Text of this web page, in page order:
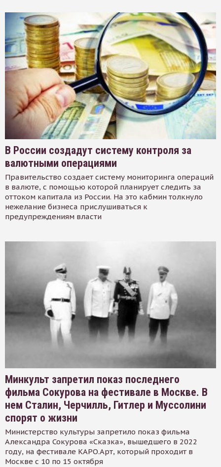
В России создадут систему контроля за
валютными операциями
Правительство создает систему мониторинга операций
в валюте, с помощью которой планирует следить за
оттоком капитала из России. На это кабмин толкнуло
нежелание бизнеса прислушиваться к
предупреждениям власти
Минкульт запретил показ последнего
фильма Сокурова на фестивале в Москве. В
нем Сталин, Черчилль, Гитлер и Муссолини
спорят о жизни
Министерство культуры запретило показ фильма
Александра Сокурова «Сказка», вышедшего в 2022
году, на фестивале КАРО.Арт, который проходит в
Москве с 10 по 15 октября